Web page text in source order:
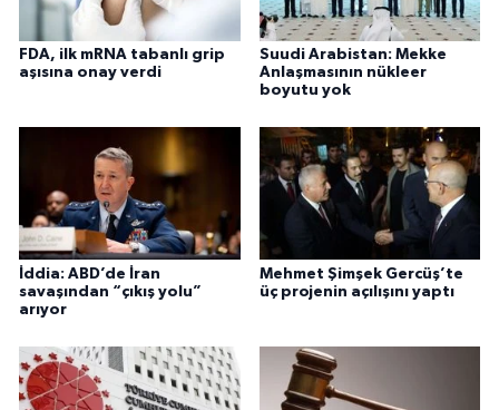
FDA, ilk mRNA tabanlı grip
aşısına onay verdi
Suudi Arabistan: Mekke
Anlaşmasının nükleer
boyutu yok
İddia: ABD’de İran
savaşından “çıkış yolu”
arıyor
Mehmet Şimşek Gercüş’te
üç projenin açılışını yaptı